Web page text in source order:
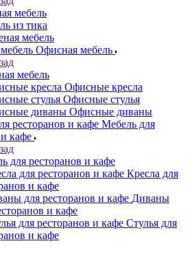
Уличная мебель
мебель
Мебель из тика
Плетеная мебель
Офисная мебель
мебель
Офисные кресла
Офисные стулья
Офисные диваны
и кафе
для ресторанов и кафе
Кресла для
и кафе
Диваны
и кафе